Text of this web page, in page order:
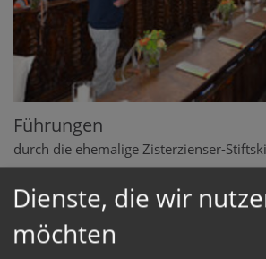
Führungen
durch die ehemalige Zisterzienser-
Die Pfarrgemeinde Baumgartenberg
Ihren Besuch und bietet Ihnen ein
Führungsprogramm durch die
Dienste, die wir
möchten